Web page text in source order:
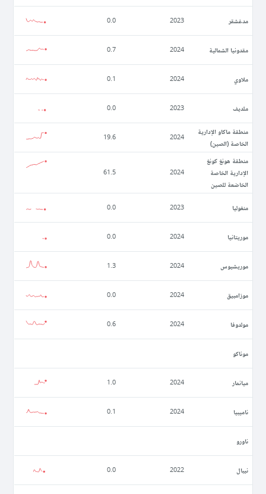
مدغشقر 2023
0.0
مقدونيا الشمالية 2024
0.7
ملاوي 2024
0.1
ملديف 2023
0.0
منطقة ماكاو الإدارية
الخاصة (الصين)
2024
19.6
منطقة هونغ كونغ
الإدارية الخاصة
الخاضعة للصين
2024
61.5
منغوليا 2023
0.0
موريتانيا 2024
0.0
موريشيوس 2024
1.3
موزامبيق 2024
0.0
مولدوفا 2024
0.6
موناكو
ميانمار 2024
1.0
ناميبيا 2024
0.1
ناورو
نيبال 2022
0.0